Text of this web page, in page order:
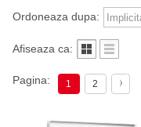
Ordoneaza dupa:
Afiseaza ca:
Pagina: 1 2